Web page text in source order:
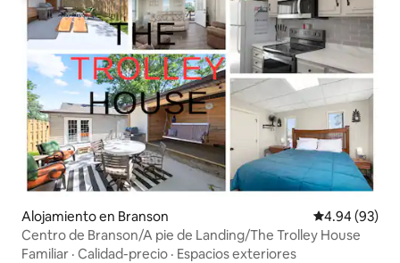
Alojamiento en Branson Calificación
4.94 (93)
Centro de Branson/A pie de Landing/The Trolley House
Familiar · Calidad-precio · Espacios exteriores